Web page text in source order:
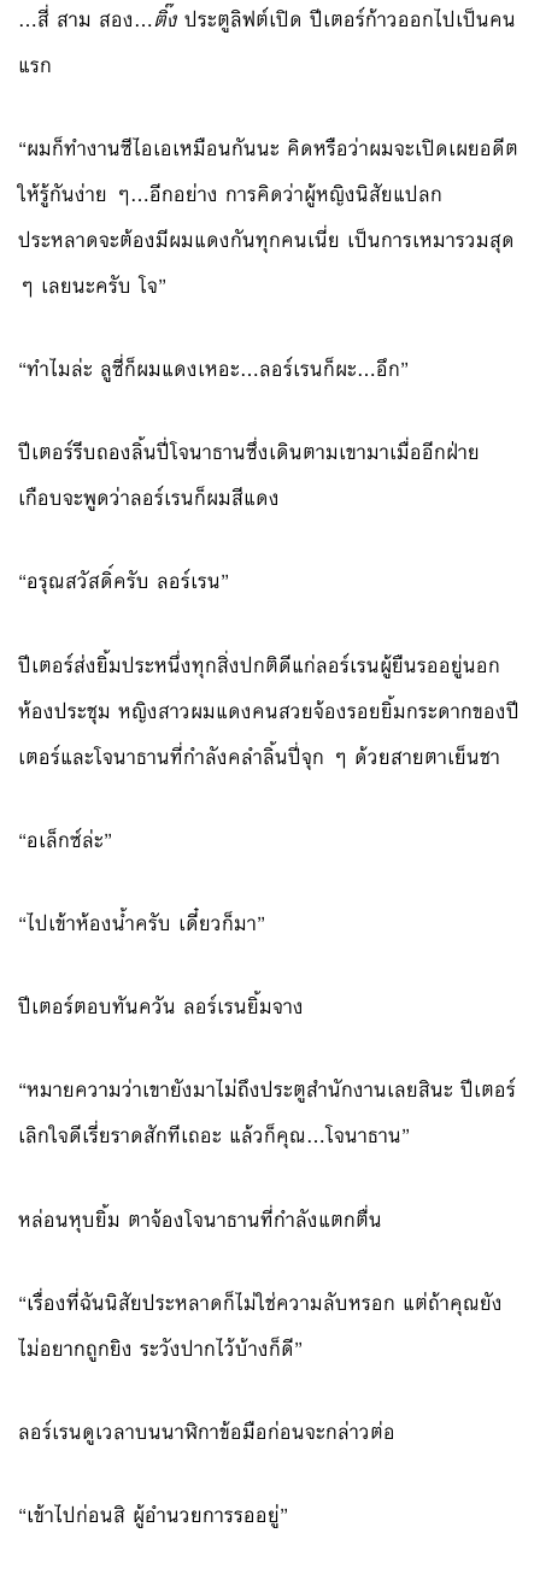
…สี่ สาม สอง…ติ๊ง ประตูลิฟต์เปิด ปีเตอร์ก้าวออกไปเป็นคน
แรก
“ผมก็ทำงานซีไอเอเหมือนกันนะ คิดหรือว่าผมจะเปิดเผยอดีต
ให้รู้กันง่าย ๆ…อีกอย่าง การคิดว่าผู้หญิงนิสัยแปลก
ประหลาดจะต้องมีผมแดงกันทุกคนเนี่ย เป็นการเหมารวมสุด
ๆ เลยนะครับ โจ”
“ทำไมล่ะ ลูซี่ก็ผมแดงเหอะ…ลอร์เรนก็ผะ…อึก”
ปีเตอร์รีบถองลิ้นปี่โจนาธานซึ่งเดินตามเขามาเมื่ออีกฝ่าย
เกือบจะพูดว่าลอร์เรนก็ผมสีแดง
“อรุณสวัสดิ์ครับ ลอร์เรน”
ปีเตอร์ส่งยิ้มประหนึ่งทุกสิ่งปกติดีแก่ลอร์เรนผู้ยืนรออยู่นอก
ห้องประชุม หญิงสาวผมแดงคนสวยจ้องรอยยิ้มกระดากของปี
เตอร์และโจนาธานที่กำลังคลำลิ้นปี่จุก ๆ ด้วยสายตาเย็นชา
“อเล็กซ์ล่ะ”
“ไปเข้าห้องน้ำครับ เดี๋ยวก็มา”
ปีเตอร์ตอบทันควัน ลอร์เรนยิ้มจาง
“หมายความว่าเขายังมาไม่ถึงประตูสำนักงานเลยสินะ ปีเตอร์
เลิกใจดีเรี่ยราดสักทีเถอะ แล้วก็คุณ…โจนาธาน”
หล่อนหุบยิ้ม ตาจ้องโจนาธานที่กำลังแตกตื่น
“เรื่องที่ฉันนิสัยประหลาดก็ไม่ใช่ความลับหรอก แต่ถ้าคุณยัง
ไม่อยากถูกยิง ระวังปากไว้บ้างก็ดี”
ลอร์เรนดูเวลาบนนาฬิกาข้อมือก่อนจะกล่าวต่อ
“เข้าไปก่อนสิ ผู้อำนวยการรออยู่”